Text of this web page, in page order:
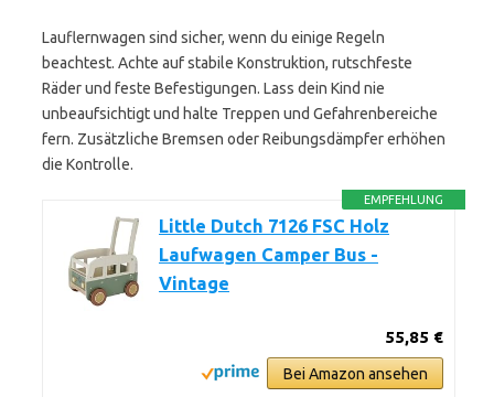
Lauflernwagen sind sicher, wenn du einige Regeln
beachtest. Achte auf stabile Konstruktion, rutschfeste
Räder und feste Befestigungen. Lass dein Kind nie
unbeaufsichtigt und halte Treppen und Gefahrenbereiche
fern. Zusätzliche Bremsen oder Reibungsdämpfer erhöhen
die Kontrolle.
EMPFEHLUNG
Little Dutch 7126 FSC Holz
Laufwagen Camper Bus -
Vintage
55,85 €
Bei Amazon ansehen